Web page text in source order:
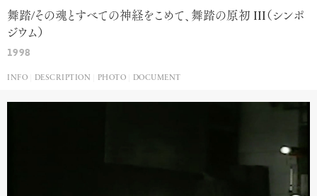
舞踏/その魂とすべての神経をこめて、舞踏の原初 III（シンポ
ジウム）
1998
INFO DESCRIPTION PHOTO DOCUMENT